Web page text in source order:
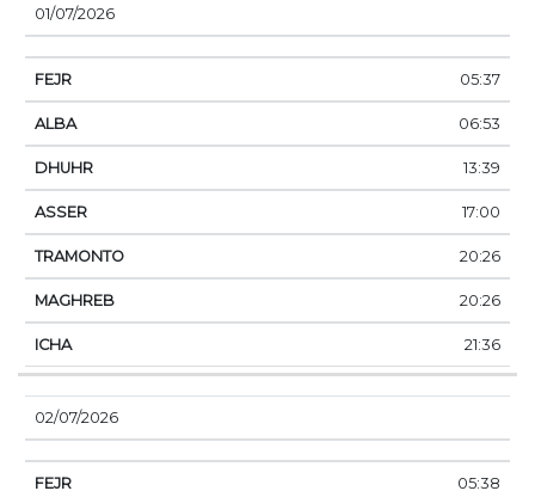
DATA
01/07/2026
05:37
06:53
13:39
17:00
20:26
20:26
21:36
02/07/2026
05:38